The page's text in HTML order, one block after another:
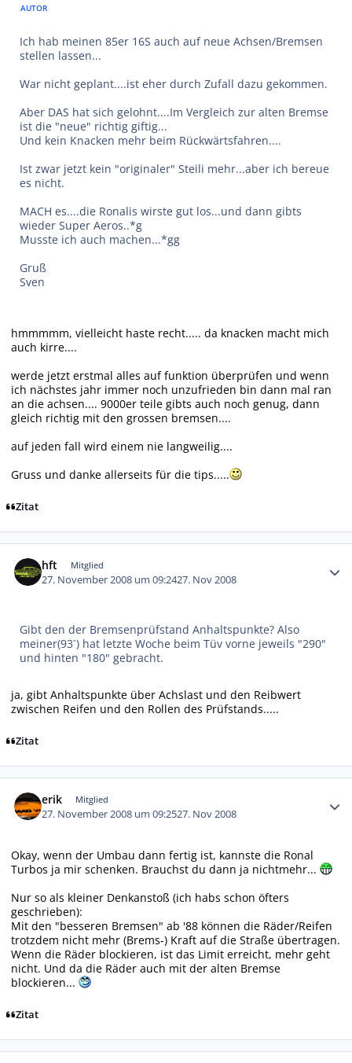
AUTOR
Ich hab meinen 85er 16S auch auf neue Achsen/Bremsen
stellen lassen...
War nicht geplant....ist eher durch Zufall dazu gekommen.
Aber DAS hat sich gelohnt....Im Vergleich zur alten Bremse
ist die "neue" richtig giftig...
Und kein Knacken mehr beim Rückwärtsfahren....
Ist zwar jetzt kein "originaler" Steili mehr...aber ich bereue
es nicht.
MACH es....die Ronalis wirste gut los...und dann gibts
wieder Super Aeros..*g
Musste ich auch machen...*gg
Gruß
Sven
hmmmmm, vielleicht haste recht..... da knacken macht mich
auch kirre....
werde jetzt erstmal alles auf funktion überprüfen und wenn
ich nächstes jahr immer noch unzufrieden bin dann mal ran
an die achsen.... 9000er teile gibts auch noch genug, dann
gleich richtig mit den grossen bremsen....
auf jeden fall wird einem nie langweilig....
Gruss und danke allerseits für die tips.....
Zitat
hft Mitglied
27. November 2008 um 09:2427. Nov 2008
Gibt den der Bremsenprüfstand Anhaltspunkte? Also
meiner(93`) hat letzte Woche beim Tüv vorne jeweils "290"
und hinten "180" gebracht.
ja, gibt Anhaltspunkte über Achslast und den Reibwert
zwischen Reifen und den Rollen des Prüfstands.....
Zitat
erik Mitglied
27. November 2008 um 09:2527. Nov 2008
Okay, wenn der Umbau dann fertig ist, kannste die Ronal
Turbos ja mir schenken. Brauchst du dann ja nichtmehr...
Nur so als kleiner Denkanstoß (ich habs schon öfters
geschrieben):
Mit den "besseren Bremsen" ab '88 können die Räder/Reifen
trotzdem nicht mehr (Brems-) Kraft auf die Straße übertragen.
Wenn die Räder blockieren, ist das Limit erreicht, mehr geht
nicht. Und da die Räder auch mit der alten Bremse
blockieren...
Zitat